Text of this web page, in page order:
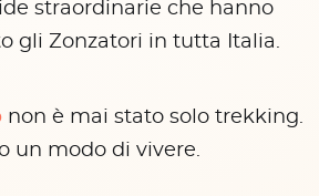
straordinarie che hanno
gli Zonzatori in tutta Italia.
non è mai stato solo trekking.
un modo di vivere.